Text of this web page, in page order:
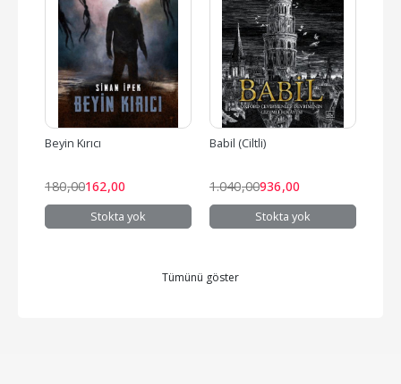
Beyin Kırıcı
180,00162,00
Stokta yok
Babil (Ciltli)
1.040,00936,00
Stokta yok
Tümünü göster